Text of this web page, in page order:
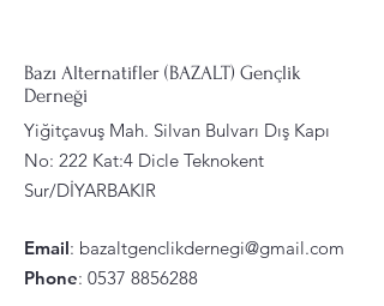
Bazı Alternatifler (BAZALT) Gençlik
Derneği
Yiğitçavuş Mah. Silvan Bulvarı Dış Kapı
No: 222 Kat:4 Dicle Teknokent
Sur/DİYARBAKIR
Email: bazaltgenclikdernegi@gmail.com
Phone: 0537 8856288